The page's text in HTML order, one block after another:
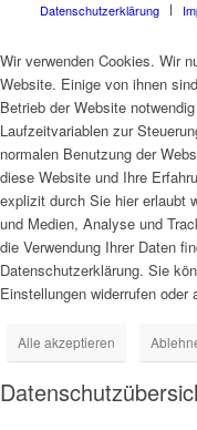
Datenschutzerklärung
Wir verwenden Cookies. Wir
Website. Einige von ihnen
Betrieb der Website
Laufzeitvariablen zur
normalen Benutzung der
diese Website und Ihre
explizit durch Sie hier erlaubt
und Medien, Analyse und
die Verwendung Ihrer Daten
Datenschutzerklärung. Sie
Einstellungen widerrufen oder
Alle akzeptieren